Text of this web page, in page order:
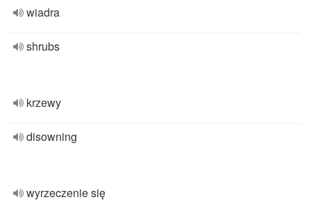
wiadra
shrubs
krzewy
disowning
wyrzeczenie się